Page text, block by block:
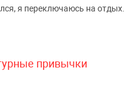
я переключаюсь на отдых.
привычки